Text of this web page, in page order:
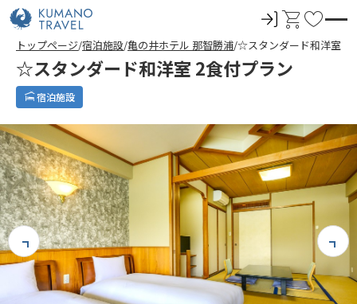
ロ
グ
イ
ン
カ
ー
ト
お
気
に
トップページ 宿泊施設 亀の井ホテル 那智勝浦 ☆スタンダード和洋室 2
☆スタンダード和洋室 2食付プラン
宿泊施設